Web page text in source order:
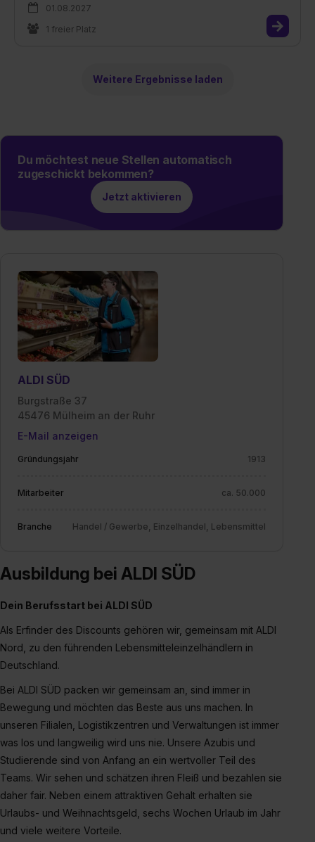
01.08.2027
1 freier Platz
Weitere Ergebnisse laden
Du möchtest neue Stellen automatisch
zugeschickt bekommen?
Jetzt aktivieren
ALDI SÜD
Burgstraße 37
45476 Mülheim an der Ruhr
E-Mail anzeigen
Gründungsjahr 1913
Mitarbeiter ca. 50.000
Branche Handel / Gewerbe, Einzelhandel, Lebensmittel
Ausbildung bei ALDI SÜD
Dein Berufsstart bei ALDI SÜD
Als Erfinder des Discounts gehören wir, gemeinsam mit ALDI
Nord, zu den führenden Lebensmitteleinzelhändlern in
Deutschland.
Bei ALDI SÜD packen wir gemeinsam an, sind immer in
Bewegung und möchten das Beste aus uns machen. In
unseren Filialen, Logistikzentren und Verwaltungen ist immer
was los und langweilig wird uns nie. Unsere Azubis und
Studierende sind von Anfang an ein wertvoller Teil des
Teams. Wir sehen und schätzen ihren Fleiß und bezahlen sie
daher fair. Neben einem attraktiven Gehalt erhalten sie
Urlaubs- und Weihnachtsgeld, sechs Wochen Urlaub im Jahr
und viele weitere Vorteile.